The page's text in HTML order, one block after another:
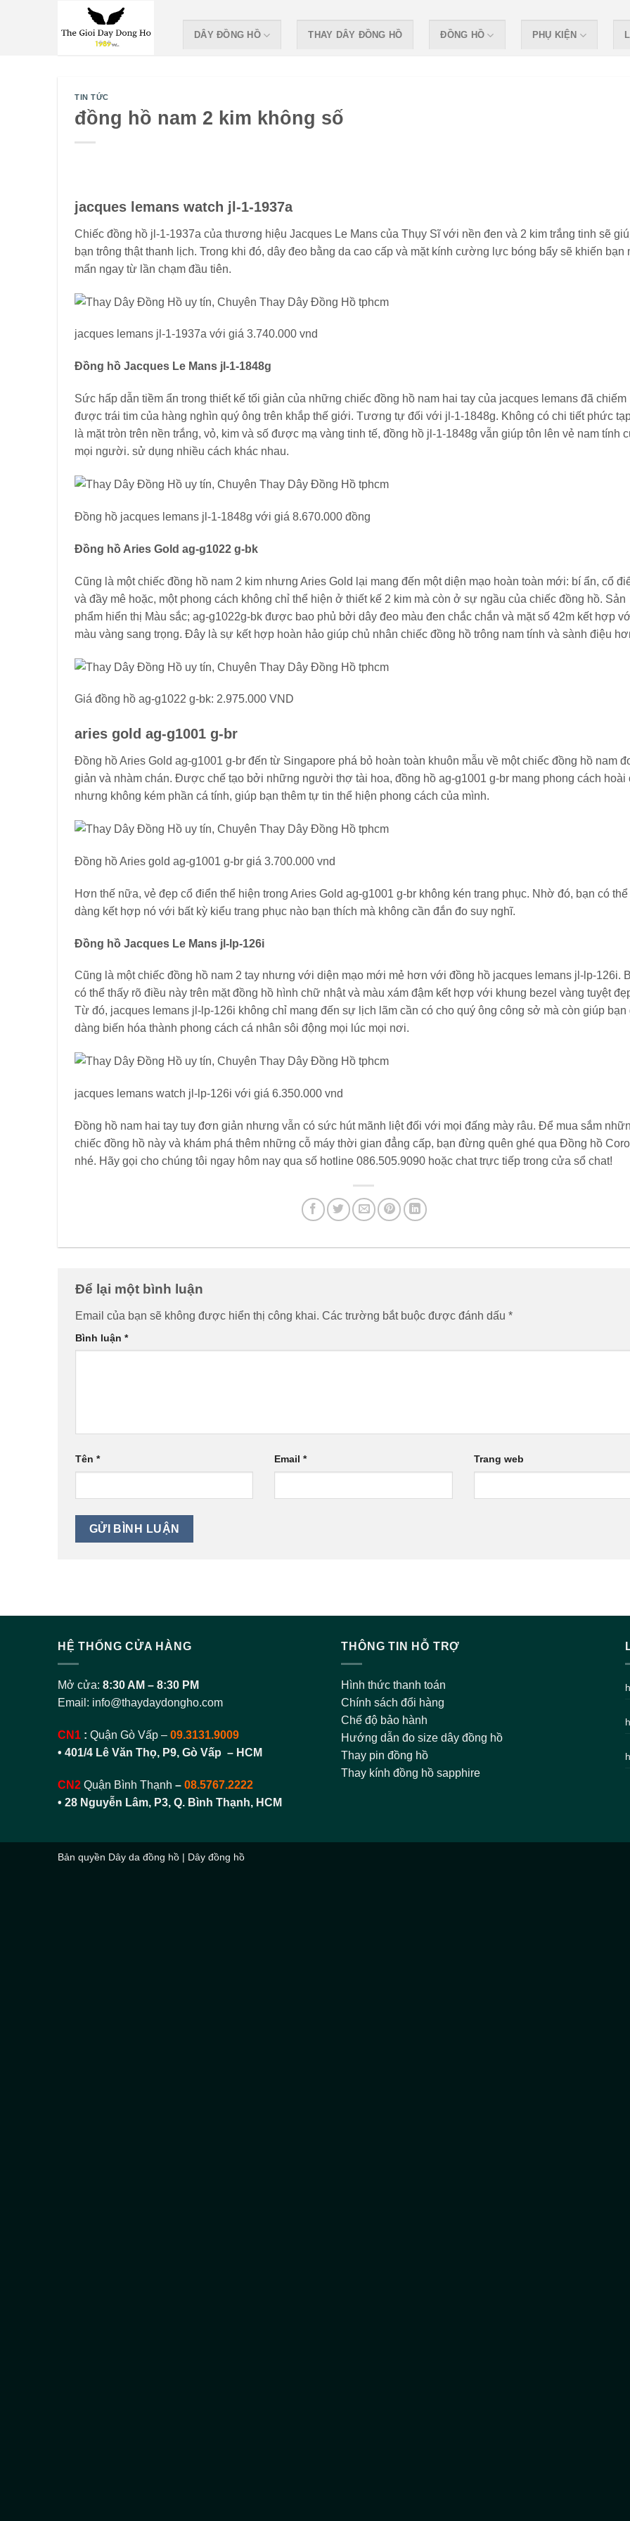
DÂY ĐỒNG HỒ THAY DÂY ĐỒNG HỒ ĐỒNG HỒ PHỤ KIỆN
TIN TỨC
đồng hồ nam 2 kim không số
jacques lemans watch jl-1-1937a
Chiếc đồng hồ jl-1-1937a của thương hiệu Jacques Le Mans của Thụy Sĩ với nền đen và 2 kim trắng tinh sẽ
bạn trông thật thanh lịch. Trong khi đó, dây đeo bằng da cao cấp và mặt kính cường lực bóng bẩy sẽ khiến bạn
mẩn ngay từ lần chạm đầu tiên.
jacques lemans jl-1-1937a với giá 3.740.000 vnd
Đồng hồ Jacques Le Mans jl-1-1848g
Sức hấp dẫn tiềm ẩn trong thiết kế tối giản của những chiếc đồng hồ nam hai tay của jacques lemans đã chiếm
được trái tim của hàng nghìn quý ông trên khắp thế giới. Tương tự đối với jl-1-1848g. Không có chi tiết phức
là mặt tròn trên nền trắng, vỏ, kim và số được mạ vàng tinh tế, đồng hồ jl-1-1848g vẫn giúp tôn lên vẻ nam tính
mọi người. sử dụng nhiều cách khác nhau.
Đồng hồ jacques lemans jl-1-1848g với giá 8.670.000 đồng
Đồng hồ Aries Gold ag-g1022 g-bk
Cũng là một chiếc đồng hồ nam 2 kim nhưng Aries Gold lại mang đến một diện mạo hoàn toàn mới: bí ẩn, cổ
và đầy mê hoặc, một phong cách không chỉ thể hiện ở thiết kế 2 kim mà còn ở sự ngầu của chiếc đồng hồ. Sản
phẩm hiển thị Màu sắc; ag-g1022g-bk được bao phủ bởi dây đeo màu đen chắc chắn và mặt số 42m kết hợp
màu vàng sang trọng. Đây là sự kết hợp hoàn hảo giúp chủ nhân chiếc đồng hồ trông nam tính và sành điệu
Giá đồng hồ ag-g1022 g-bk: 2.975.000 VND
aries gold ag-g1001 g-br
Đồng hồ Aries Gold ag-g1001 g-br đến từ Singapore phá bỏ hoàn toàn khuôn mẫu về một chiếc đồng hồ nam
giản và nhàm chán. Được chế tạo bởi những người thợ tài hoa, đồng hồ ag-g1001 g-br mang phong cách hoài
nhưng không kém phần cá tính, giúp bạn thêm tự tin thể hiện phong cách của mình.
Đồng hồ Aries gold ag-g1001 g-br giá 3.700.000 vnd
Hơn thế nữa, vẻ đẹp cổ điển thể hiện trong Aries Gold ag-g1001 g-br không kén trang phục. Nhờ đó, bạn có thể
dàng kết hợp nó với bất kỳ kiểu trang phục nào bạn thích mà không cần đắn đo suy nghĩ.
Đồng hồ Jacques Le Mans jl-lp-126i
Cũng là một chiếc đồng hồ nam 2 tay nhưng với diện mạo mới mẻ hơn với đồng hồ jacques lemans jl-lp-126i.
có thể thấy rõ điều này trên mặt đồng hồ hình chữ nhật và màu xám đậm kết hợp với khung bezel vàng tuyệt
Từ đó, jacques lemans jl-lp-126i không chỉ mang đến sự lịch lãm cần có cho quý ông công sở mà còn giúp bạn
dàng biến hóa thành phong cách cá nhân sôi động mọi lúc mọi nơi.
jacques lemans watch jl-lp-126i với giá 6.350.000 vnd
Đồng hồ nam hai tay tuy đơn giản nhưng vẫn có sức hút mãnh liệt đối với mọi đấng mày râu. Để mua sắm
chiếc đồng hồ này và khám phá thêm những cỗ máy thời gian đẳng cấp, bạn đừng quên ghé qua Đồng hồ
nhé. Hãy gọi cho chúng tôi ngay hôm nay qua số hotline 086.505.9090 hoặc chat trực tiếp trong cửa sổ chat!
Để lại một bình luận
Email của bạn sẽ không được hiển thị công khai. Các trường bắt buộc được đánh dấu *
Bình luận *
Tên * Email* Trang web
HỆ THỐNG CỬA HÀNG
Mở cửa: 8:30 AM – 8:30 PM
Email: info@thaydaydongho.com
CN1 : Quận Gò Vấp – 09.3131.9009
• 401/4 Lê Văn Thọ, P9, Gò Vấp – HCM
CN2 Quận Bình Thạnh – 08.5767.2222
• 28 Nguyễn Lâm, P3, Q. Bình Thạnh, HCM
THÔNG TIN HỖ TRỢ
Hình thức thanh toán
Chính sách đổi hàng
Chế độ bảo hành
Hướng dẫn đo size dây đồng hồ
Thay pin đồng hồ
Thay kính đồng hồ sapphire
Bản quyền Dây da đồng hồ | Dây đồng hồ